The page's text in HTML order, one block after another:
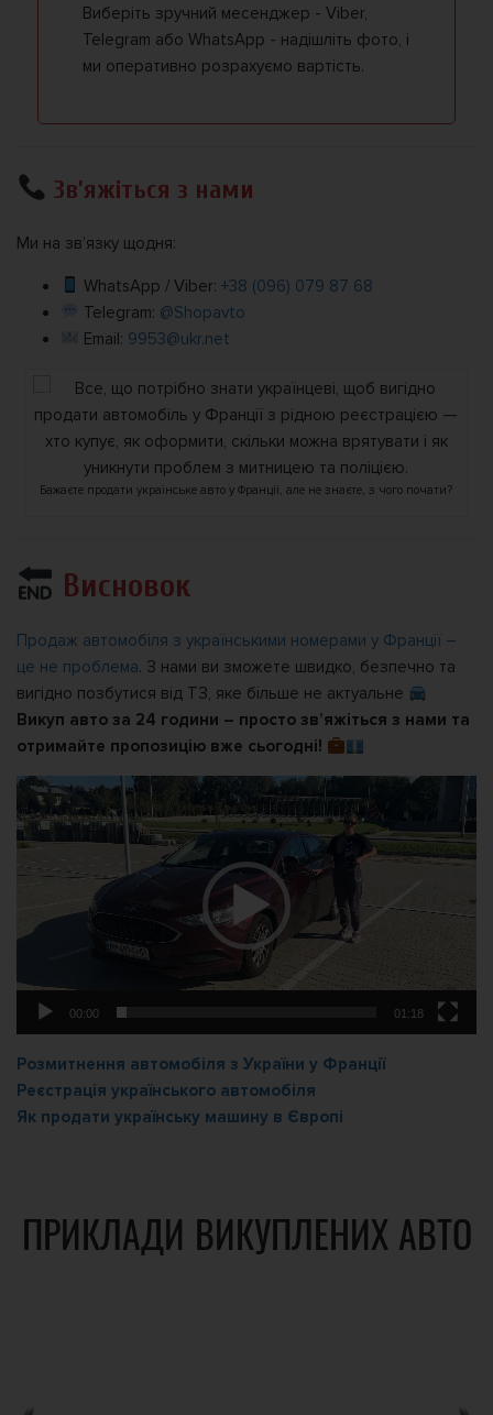
Виберіть зручний месенджер - Viber,
Telegram або WhatsApp - надішліть фото, і
ми оперативно розрахуємо вартість.
Зв’яжіться з нами
Ми на зв’язку щодня:
WhatsApp / Viber:+38 (096) 079 87 68
Telegram: @Shopavto
Email: 9953@ukr.net
Бажаєте продати українське авто у Франції, але не знаєте, з чого почати?
Висновок
Продаж автомобіля з українськими номерами у Франції –
це не проблема. З нами ви зможете швидко, безпечно та
вигідно позбутися від ТЗ, яке більше не актуальне
Викуп авто за 24 години – просто зв’яжіться з нами та
отримайте пропозицію вже сьогодні!
Video
Player
00:00 01:18
Розмитнення автомобіля з України у Франції
Реєстрація українського автомобіля
Як продати українську машину в Європі
ПРИКЛАДИ ВИКУПЛЕНИХ АВТО